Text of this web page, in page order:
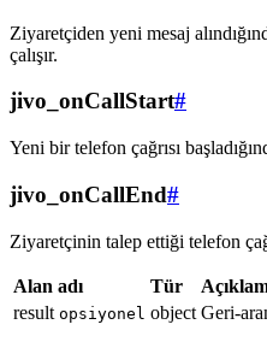
Ziyaretçiden yeni mesaj
çalışır.
jivo_onCallStart#
Yeni bir telefon çağrısı
jivo_onCallEnd#
Ziyaretçinin talep ettiği telefon
Alan adı Tür
result opsiyonel object Geri-